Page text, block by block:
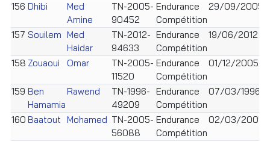
156 Dhibi
Med
Amine
TN-2005-
90452
Endurance
Compétition
29/09/2005
157 Souilem Med
Haidar
TN-2012-
94633
Endurance
Compétition
19/06/2012
158 Zouaoui Omar
TN-2005-
11520
Endurance
Compétition
01/12/2005
159 Ben
Hamamia
Rawend
TN-1996-
49209
Endurance
Compétition
07/03/1996
160 Baatout Mohamed TN-2005-
56088
Endurance
Compétition
02/03/2005